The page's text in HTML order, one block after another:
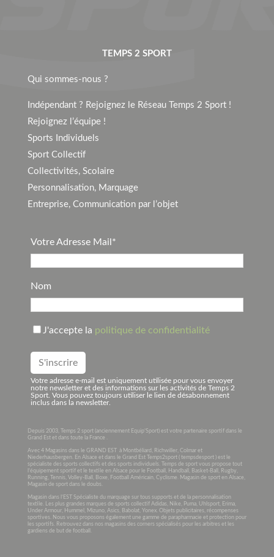
TEMPS 2 SPORT
Qui sommes-nous ?
Indépendant ? Rejoignez le Réseau Temps 2 Sport !
Rejoignez l’équipe !
Sports Individuels
Sport Collectif
Collectivités, Scolaire
Personnalisation, Marquage
Entreprise, Communication par l’objet
Votre Adresse Mail*
Nom
J'accepte la politique de confidentialité
Votre adresse e-mail est uniquement utilisée pour vous envoyer
notre newsletter et des informations sur les activités de Temps 2
Sport. Vous pouvez toujours utiliser le lien de désabonnement
inclus dans la newsletter.
Depuis 2003, Temps 2 sport (anciennement Equip’Sport) est votre partenaire sportif dans le
Grand Est et dans toute la France .
Avec 4 Magasins dans le GRAND EST à Montbéliard, Richwiller, Colmar et
Niederhausbergen. En Alsace et dans le Grand Est Temps2sport ( tempsdesport ) est le
spécialiste des sports collectifs et des sports individuels. Temps de sport vous propose tout
l’équipement sportif et le textile en Alsace pour le Football, Handball, Basket-Ball, Rugby,
Running, Tennis, Volley-Ball, Boxe, Football Américain, Cyclisme. Magasin de sport en Alsace,
Magasin de sport dans le doubs.
Magasin dans l’EST Spécialiste du marquage sur tous supports et de la personnalisation
textile. Les plus grandes marques de sports collectif Adidas, Nike, Puma, Uhlsport, Erima,
Under Armour, Hummel, Mizuno, Asics, Babolat, Yonex. Objets publicitaires, récompenses
sportives. Nous vous proposons également une gamme de parapharmacie et protection pour
les sportifs. Retrouvez dans nos magasins des corners spécialisés pour les arbitres et les
gardiens de but de football.